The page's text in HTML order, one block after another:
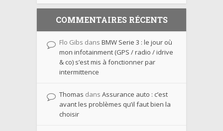
COMMENTAIRES RÉCENTS
Flo Gibs dans BMW Serie 3 : le jour où
mon infotainment (GPS / radio / idrive
& co) s’est mis à fonctionner par
intermittence
Thomas dans Assurance auto : c’est
avant les problèmes qu’il faut bien la
choisir